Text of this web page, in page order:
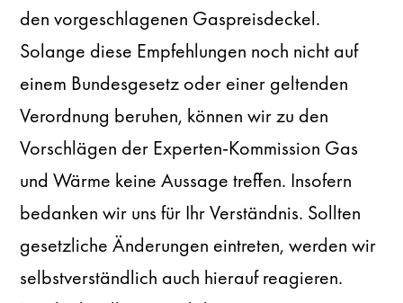
den vorgeschlagenen Gaspreisdeckel.
Solange diese Empfehlungen noch nicht auf
einem Bundesgesetz oder einer geltenden
Verordnung beruhen, können wir zu den
Vorschlägen der Experten-Kommission Gas
und Wärme keine Aussage treffen. Insofern
bedanken wir uns für Ihr Verständnis. Sollten
gesetzliche Änderungen eintreten, werden wir
selbstverständlich auch hierauf reagieren.